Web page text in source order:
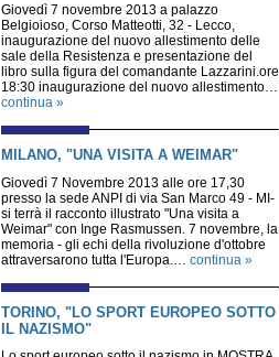
Giovedì 7 novembre 2013 a palazzo
Belgioioso, Corso Matteotti, 32 - Lecco,
inaugurazione del nuovo allestimento delle
sale della Resistenza e presentazione del
libro sulla figura del comandante Lazzarini.ore
18:30 inaugurazione del nuovo allestimento…
continua »
MILANO, "UNA VISITA A WEIMAR"
Giovedì 7 Novembre 2013 alle ore 17,30
presso la sede ANPI di via San Marco 49 - MI-
si terrà il racconto illustrato "Una visita a
Weimar" con Inge Rasmussen. 7 novembre, la
memoria - gli echi della rivoluzione d'ottobre
attraversarono tutta l'Europa.… continua »
TORINO, "LO SPORT EUROPEO SOTTO
IL NAZISMO"